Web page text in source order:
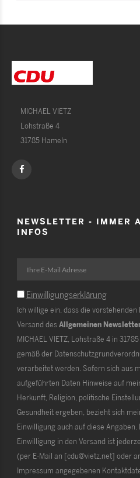
MICHAEL VIETZ
Lohstraße 4
31785 Hameln
NEWSLETTER - IMMER
INFOS
Einwilligungserklärung
Ich willige ein, dass die vorstehenden
Versand desAllgemeinen
MICHAEL VIETZ, Lohstraße 4 in
gemäß der
verarbeitet werden. Sofern sich aus
aufgeführten Daten Hinweise auf
Herkunft, Religion, politische
Gesundheit ergeben, bezieht sich
Einwilligung auch auf diese Angaben.
Einwilligung in den Versand ist
(per E-Mail an [cdu@vietz.net] oder
Impressum angegebenen